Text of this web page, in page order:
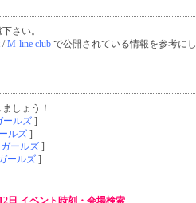
さい。
/M-line club で公開されている情報を参考にし
しょう！
ールズ ]
ルズ ]
ールズ ]
ールズ ]
日 イベント時刻・会場検索